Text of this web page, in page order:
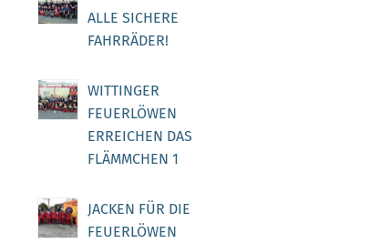
ALLE SICHERE
FAHRRÄDER!
WITTINGER
FEUERLÖWEN
ERREICHEN DAS
FLÄMMCHEN 1
JACKEN FÜR DIE
FEUERLÖWEN